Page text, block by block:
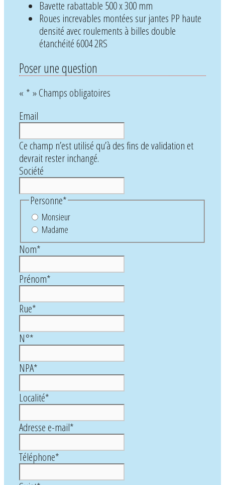
Bavette rabattable 500 x 300 mm
Roues increvables montées sur jantes PP haute
densité avec roulements à billes double
étanchéité 6004 2RS
Poser une question
« * » Champs obligatoires
Email
Ce champ n’est utilisé qu’à des fins de validation et
devrait rester inchangé.
Société
Personne*
Monsieur
Madame
Nom*
Prénom*
Rue*
N°*
NPA*
Localité*
Adresse e-mail*
Téléphone*